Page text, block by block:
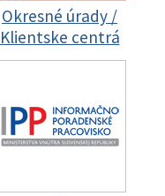
Okresné úrady /
Klientske centrá